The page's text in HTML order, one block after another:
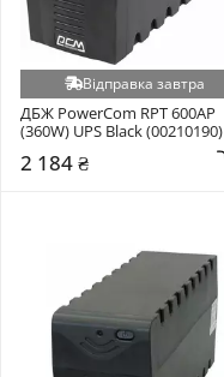
Відправка завтра
ДБЖ PowerCom RPT 600AP
(360W) UPS Black (00210190)
2 184 ₴